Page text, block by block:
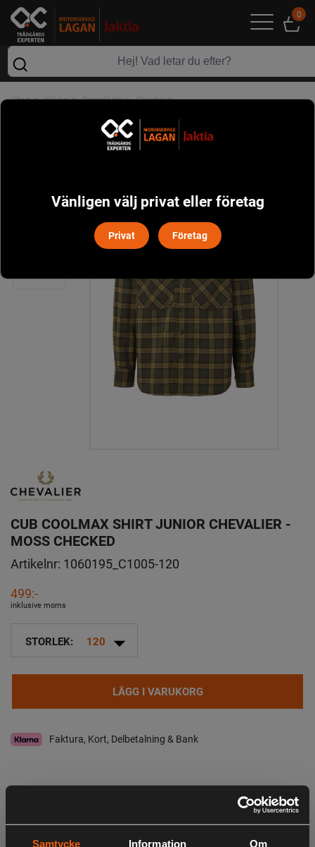
Samtycke Information Om
0
Start> Kläder> Barnkläder> Skjortor>
CUB COOLMAX SHIRT JUNIOR CHEVALIER -
MOSS CHECKED
Artikelnr: 1060195_C1005-120
499:-
inklusive moms
STORLEK: 120 arrow_drop_down
LÄGG I VARUKORG
Faktura, Kort, Delbetalning & Bank
Vänligen välj privat eller företag
Privat Företag